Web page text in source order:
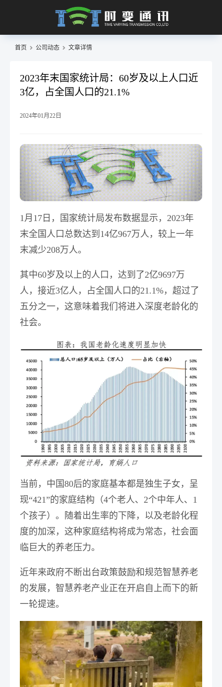
首页 公司动态 文章详情
2023年末国家统计局：60岁及以上人口近
3亿，占全国人口的21.1%
2024年01月22日
1月17日，国家统计局发布数据显示，2023年
末全国人口总数达到14亿967万人，较上一年
末减少208万人。
其中60岁及以上的人口，达到了2亿9697万
人，接近3亿人 ，占全国人口的21.1%，超过了
五分之一，这意味着我们将进入深度老龄化的
社会。
当前，中国80后的家庭基本都是独生子女， 呈
现“421”的家庭结构（4个老人、2个中年人、1
个孩子） 。随着出生率的下降，以及老龄化程
度的加深，这种家庭结构将成为常态，社会面
临巨大的养老压力。
近年来政府不断出台政策鼓励和规范智慧养老
的发展， 智慧养老产业正在开启自上而下的新
一轮提速。